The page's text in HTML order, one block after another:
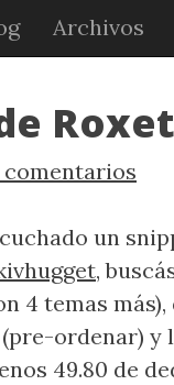
Archivos
comentarios
un
,
4 temas
(pre-ordenar) y
49.80 de